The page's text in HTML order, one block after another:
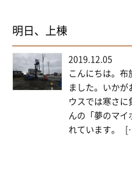
明日、上棟
2019.12.05
こんにちは。布
ました。いか
ウスでは寒さに
んの「夢のマイ
れています。